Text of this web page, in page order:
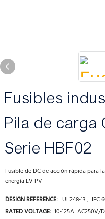
Fusibles
Pila de carga
Serie HBF02
Fusible de DC de acción rápida para
energía EV PV
DESIGN REFERENCE: UL248-13、IEC
RATED VOLTAGE: 10-125A: